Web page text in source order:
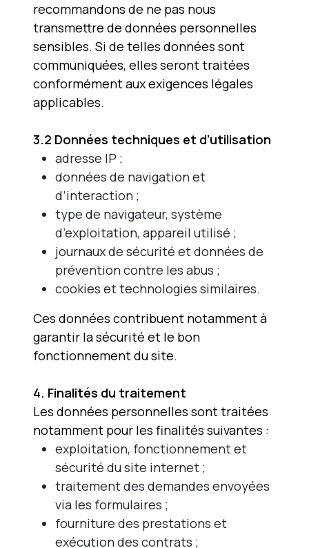
recommandons de ne pas nous
transmettre de données personnelles
sensibles. Si de telles données sont
communiquées, elles seront traitées
conformément aux exigences légales
applicables.
3.2 Données techniques et d’utilisation
adresse IP ;
données de navigation et
d’interaction ;
type de navigateur, système
d’exploitation, appareil utilisé ;
journaux de sécurité et données de
prévention contre les abus ;
cookies et technologies similaires.
Ces données contribuent notamment à
garantir la sécurité et le bon
fonctionnement du site.
4. Finalités du traitement
Les données personnelles sont traitées
notamment pour les finalités suivantes :
exploitation, fonctionnement et
sécurité du site internet ;
traitement des demandes envoyées
via les formulaires ;
fourniture des prestations et
exécution des contrats ;